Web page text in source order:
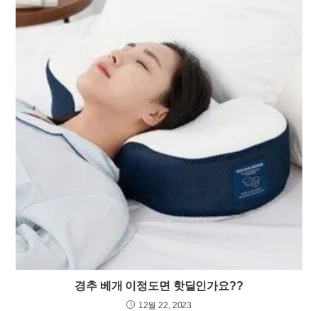
경추 베개 이정도면 핫딜인가요??
12월 22, 2023